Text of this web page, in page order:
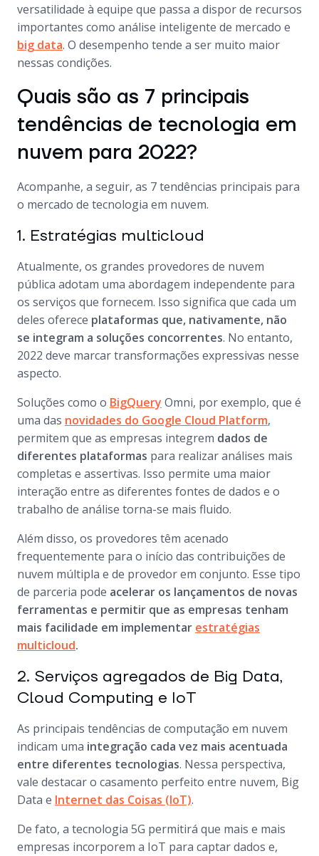
versatilidade à equipe que passa a dispor de recursos
importantes como análise inteligente de mercado e
big data. O desempenho tende a ser muito maior
nessas condições.
Quais são as 7 principais
tendências de tecnologia em
nuvem para 2022?
Acompanhe, a seguir, as 7 tendências principais para
o mercado de tecnologia em nuvem.
1. Estratégias multicloud
Atualmente, os grandes provedores de nuvem
pública adotam uma abordagem independente para
os serviços que fornecem. Isso significa que cada um
deles oferece plataformas que, nativamente, não
se integram a soluções concorrentes. No entanto,
2022 deve marcar transformações expressivas nesse
aspecto.
Soluções como o BigQuery Omni, por exemplo, que é
uma das novidades do Google Cloud Platform,
permitem que as empresas integrem dados de
diferentes plataformas para realizar análises mais
completas e assertivas. Isso permite uma maior
interação entre as diferentes fontes de dados e o
trabalho de análise torna-se mais fluido.
Além disso, os provedores têm acenado
frequentemente para o início das contribuições de
nuvem múltipla e de provedor em conjunto. Esse tipo
de parceria pode acelerar os lançamentos de novas
ferramentas e permitir que as empresas tenham
mais facilidade em implementar estratégias
multicloud.
2. Serviços agregados de Big Data,
Cloud Computing e IoT
As principais tendências de computação em nuvem
indicam uma integração cada vez mais acentuada
entre diferentes tecnologias. Nessa perspectiva,
vale destacar o casamento perfeito entre nuvem, Big
Data e Internet das Coisas (IoT).
De fato, a tecnologia 5G permitirá que mais e mais
empresas incorporem a IoT para captar dados e,